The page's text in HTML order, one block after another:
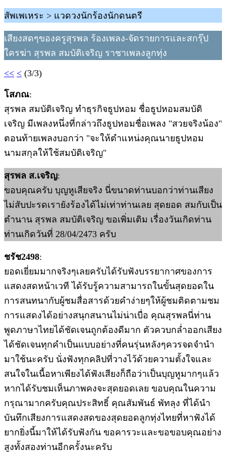
สัพเพเหระ > แวดวงนักร้องนักดนตรี
เสียงสดๆของครูสุรพล ร้องเพลง-จัดรายการและสกรุ๊ป
ใครฆ่า สุรพล สมบัติเจริญ ราชาเพลงลูกทุ่ง
<< < (3/3)
โสภณ:
สุรพล สมบัติเจริญ ทำธุรกิจธูปหอม ชื่อธูปหอมสมบัติ
เจริญ มีเพลงหนึ่งที่กล่าวถึงธูปหอมชื่อเพลง "สวยจริงน้อง"
ตอนท้ายเพลงบอกว่า "จะให้ตำแหน่งคุณนายธูปหอม
นามสกุลให้ใช้สมบัติเจริญ"
สุรพล ส.เจริญ:
ขอบคุณครับ บุญหูเสียจริง นี่ขนาดท่านบอกว่าท่านเสียง
ไม่สับปะรดเรายังร้องได้ไม่เท่าท่านเลย สุดยอด สมกับเป็น
ตำนาน สุรพล สมบัติเจริญ ขอเพิ่มเติม เรื่องวันเกิดท่าน
ท่านเกิดวันที่ 28/04/2473 ครับ
ชรัช2498:
ยอดเยี่ยมมากจริงๆเลยครับได้รับฟังบรรยากาศของการ
แสดงสดหน้าเวที ได้รับรู้ความสามารถในขั้นสุดยอดใน
การสนทนากับผู้ชมสื่อสารด้วยคำง่ายๆให้ผู้ชมติดตามชม
การแสดงได้อย่างสนุกสนานไม่น่าเบื่อ คุณสุรพลนี่ท่าน
พูดภาษาไทยได้ชัดเจนถูกต้องดีมาก ตัวควบกล่ำออกเสียง
ได้ชัดเจนทุกคำเป็นแบบอย่างที่คนรุ่นหลังๆควรจดจำนำ
มาใช้นะครับ นั่งฟังทุกคลิปที่วางไว้ด้วยความตั้งใจและ
สนใจในเนื้อหาเพียงได้ฟังเสียงก็ถือว่าเป็นบุญหูมากๆแล้ว
หากได้รับชมเห็นภาพคงจะสุดยอดเลย ขอบคุณในความ
กรุณามากครับคุณประสิทธิ์ คุณสัมพันธ์ พัทลุง ที่ได้นำ
บันทึกเสียงการแสดงสดของสุดยอดลูกทุ่งไทยที่หาฟังได้
ยากยิ่งนี้มาให้ได้รับฟังกัน ขอคารวะและขอขอบคุณอย่าง
สูงทั้งสองท่านอีกครั้งนะครับ